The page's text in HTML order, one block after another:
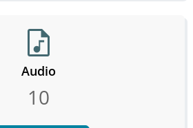
audio_file
Audio
10